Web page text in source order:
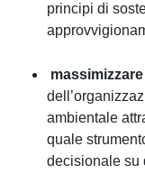
principi di
massimizzare
ambientale
quale
decisionale su